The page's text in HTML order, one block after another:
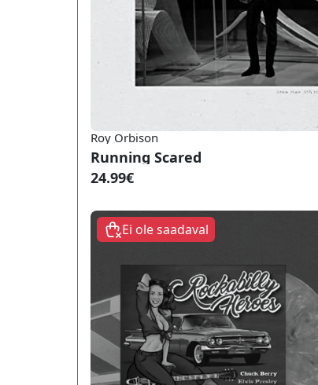
Roy Orbison
Running Scared
24.99€
Ei ole saadaval